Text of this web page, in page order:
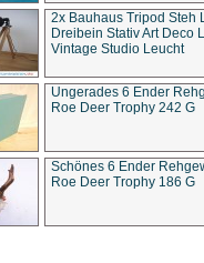
2x Bauhaus Tripod Steh
Dreibein Stativ Art Deco
Vintage Studio Leucht
Ungerades 6 Ender
Roe Deer Trophy 242 G
Schönes 6 Ender
Roe Deer Trophy 186 G